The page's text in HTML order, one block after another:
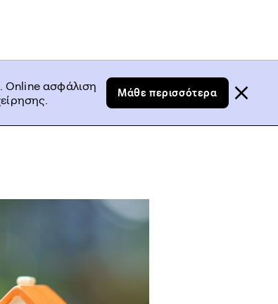
Online ασφάλιση
Μάθε περισσότερα